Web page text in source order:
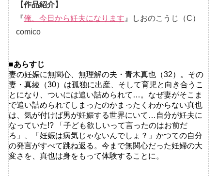
【作品紹介】
『俺、今日から妊夫になります 』しおのこうじ（C）
comico
■あらすじ
妻の妊娠に無関心、無理解の夫・青木真也（32）。その
妻・真綾（30）は孤独に出産、そして育児と向き合うこ
とになり、ついには追い詰められて…。なぜ妻がそこま
で追い詰められてしまったのかまったくわからない真也
は、気が付けば男が妊娠する世界にいて…自分が妊夫に
なっていた!? 「子ども欲しいって言ったのはお前だ
ろ」、「妊娠は病気じゃないんでしょ？」かつての自分
の発言がすべて跳ね返る。今まで無関心だった妊婦の大
変さを、真也は身をもって体験することに。